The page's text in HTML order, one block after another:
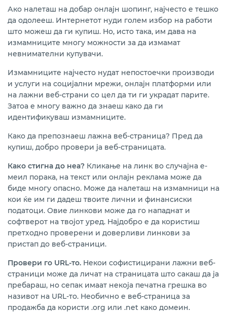
Ако налеташ на добар онлајн шопинг, најчесто е тешко
да одолееш. Интернетот нуди голем избор на работи
што можеш да ги купиш. Но, исто така, им дава на
измамниците многу можности за да измамат
невнимателни купувачи.
Измамниците најчесто нудат непостоечки производи
и услуги на социјални мрежи, онлајн платформи или
на лажни веб-страни со цел да ти ги украдат парите.
Затоа е многу важно да знаеш како да ги
идентификуваш измамниците.
Како да препознаеш лажна веб-страница? Пред да
купиш, добро провери ја веб-страницата.
Како стигна до неа? Кликање на линк во случајна е-
меил порака, на текст или онлајн реклама може да
биде многу опасно. Може да налеташ на измамници на
кои ќе им ги дадеш твоите лични и финансиски
податоци. Овие линкови може да го нападнат и
софтверот на твојот уред. Најдобро е да користиш
претходно проверени и доверливи линкови за
пристап до веб-страници.
Провери го URL-то. Некои софистицирани лажни веб-
страници може да личат на страницата што сакаш да ја
пребараш, но сепак имаат некоја печатна грешка во
називот на URL-то. Необично е веб-страница за
продажба да користи .org или .net како домеин.